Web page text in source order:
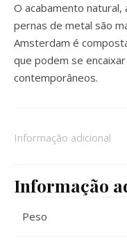
O acabamento
pernas de metal são
Amsterdam é
que podem se
contemporâneos.
Informação adicional
Informação
Peso